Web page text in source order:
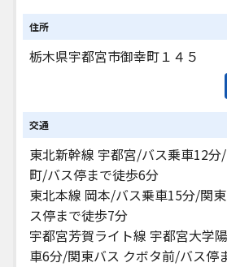
住所
栃木県宇都宮市御幸町１４５
交通
東北新幹線 宇都宮/バス乗車12分
町/バス停まで徒歩6分
東北本線 岡本/バス乗車15分/関
ス停まで徒歩7分
宇都宮芳賀ライト線 宇都宮大学
車6分/関東バス クボタ前/バス停